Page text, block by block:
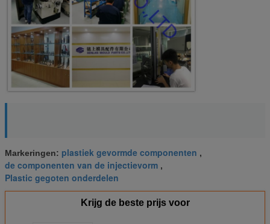
Markeringen: plastiek gevormde componenten ,
de componenten van de injectievorm ,
Plastic gegoten onderdelen
Krijg de beste prijs voor